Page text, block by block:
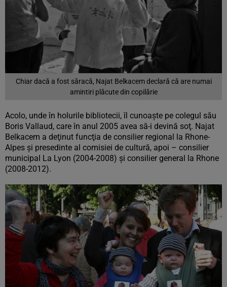
Chiar dacă a fost săracă, Najat Belkacem declară că are numai
amintiri plăcute din copilărie
Acolo, unde în holurile bibliotecii, îl cunoaşte pe colegul său
Boris Vallaud, care în anul 2005 avea să-i devină soţ. Najat
Belkacem a deţinut funcţia de consilier regional la Rhone-
Alpes şi presedinte al comisiei de cultură, apoi – consilier
municipal La Lyon (2004-2008) şi consilier general la Rhone
(2008-2012).